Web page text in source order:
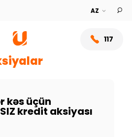
117
kəs üçün
kredit aksiyası